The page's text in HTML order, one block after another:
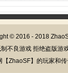
© 2016 - 2018
不良游戏 拒绝盗版游
ZhaoSF】的玩家和